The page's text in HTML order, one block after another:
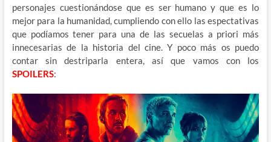
personajes cuestionándose que es ser humano y que es lo
mejor para la humanidad, cumpliendo con ello las espectativas
que podíamos tener para una de las secuelas a priori más
innecesarias de la historia del cine. Y poco más os puedo
contar sin destriparla entera, así que vamos con los
SPOILERS: